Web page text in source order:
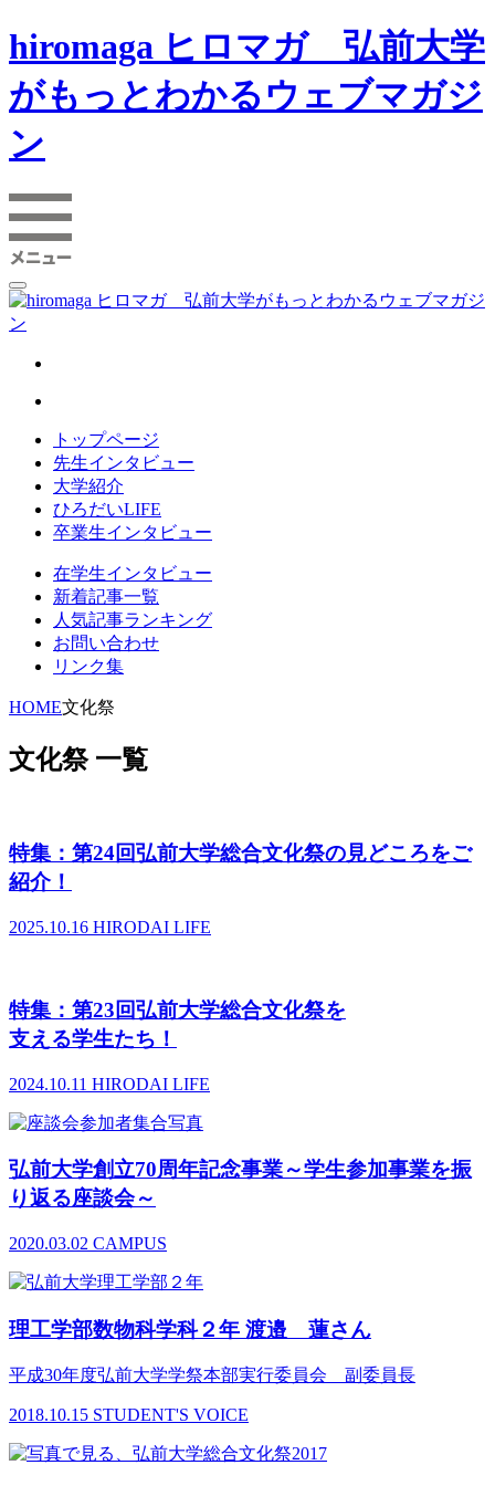
hiromaga ヒロマガ 弘前大学
がもっとわかるウェブマガジ
ン
トップページ
先生インタビュー
大学紹介
ひろだいLIFE
卒業生インタビュー
在学生インタビュー
新着記事一覧
人気記事ランキング
お問い合わせ
リンク集
HOME文化祭
文化祭 一覧
特集：第24回弘前大学総合文化祭の見どころをご
紹介！
2025.10.16 HIRODAI LIFE
特集：第23回弘前大学総合文化祭を
支える学生たち！
2024.10.11 HIRODAI LIFE
弘前大学創立70周年記念事業～学生参加事業を振
り返る座談会～
2020.03.02 CAMPUS
理工学部数物科学科２年 渡邉 蓮さん
平成30年度弘前大学学祭本部実行委員会 副委員長
2018.10.15 STUDENT'S VOICE